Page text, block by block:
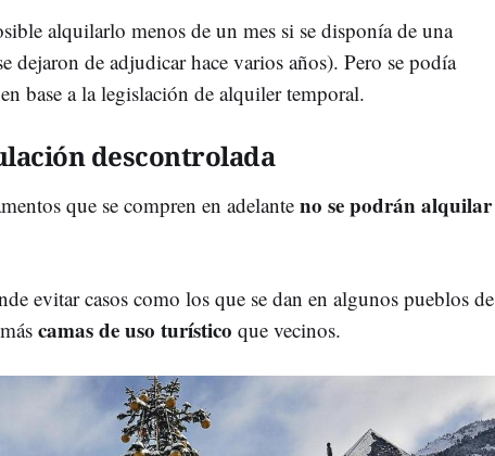
alquilarlo menos de un mes si se disponía de una
dejaron de adjudicar hace varios años). Pero se podía
base a la legislación de alquiler temporal.
descontrolada
que se compren en adelanteno se podrán alquilar
evitar casos como los que se dan en algunos pueblos de
camas de uso turístico que vecinos.